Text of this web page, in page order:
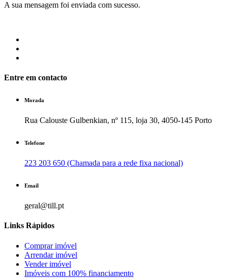
A sua mensagem foi enviada com sucesso.
Entre em contacto
Morada
Rua Calouste Gulbenkian, nº 115, loja 30, 4050-145 Porto
Telefone
223 203 650 (Chamada para a rede fixa nacional)
Email
geral@till.pt
Links Rápidos
Comprar imóvel
Arrendar imóvel
Vender imóvel
Imóveis com 100% financiamento